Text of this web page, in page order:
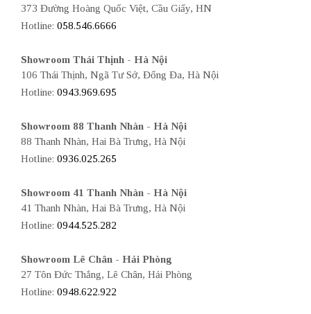
373 Đường Hoàng Quốc Việt, Cầu Giấy, HN
Hotline: 058.546.6666
Showroom Thái Thịnh - Hà Nội
106 Thái Thịnh, Ngã Tư Sở, Đống Đa, Hà Nội
Hotline: 0943.969.695
Showroom 88 Thanh Nhàn - Hà Nội
88 Thanh Nhàn, Hai Bà Trưng, Hà Nội
Hotline: 0936.025.265
Showroom 41 Thanh Nhàn - Hà Nội
41 Thanh Nhàn, Hai Bà Trưng, Hà Nội
Hotline: 0944.525.282
Showroom Lê Chân - Hải Phòng
27 Tôn Đức Thắng, Lê Chân, Hải Phòng
Hotline: 0948.622.922